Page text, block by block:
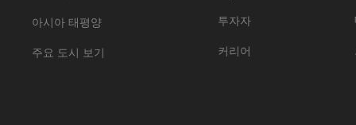
아시아 태평양
주요 도시 보기
투자자
커리어